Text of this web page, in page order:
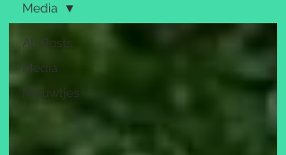
All Posts
Media
Nieuwtjes
Media